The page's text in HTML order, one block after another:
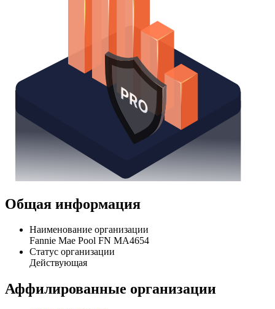
Общая информация
Наименование организации
Fannie Mae Pool FN MA4654
Статус организации
Действующая
Аффилированные организации